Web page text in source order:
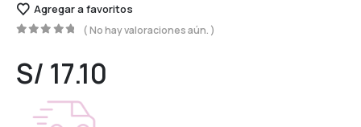
Agregar a favoritos
( No hay valoraciones aún. )
S/ 17.10